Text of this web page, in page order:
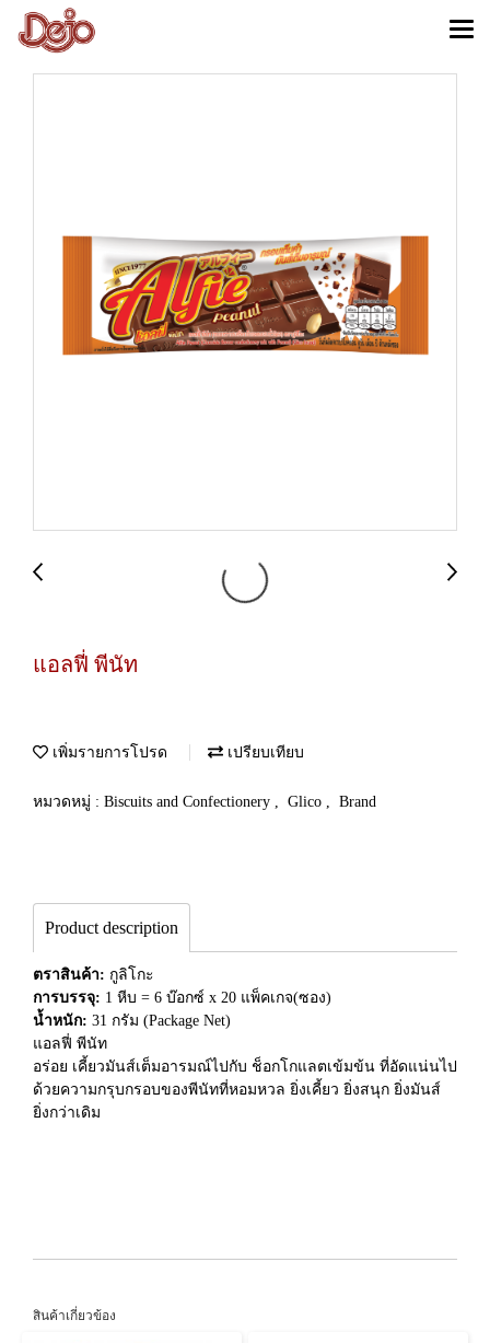
แอลฟี่ พีนัท
เพิ่มรายการโปรด เปรียบเทียบ
หมวดหมู่ : Biscuits and Confectionery , Glico , Brand
Product description
ตราสินค้า: กูลิโกะ
การบรรจุ: 1 หีบ = 6 บ๊อกซ์ x 20 แพ็คเกจ(ซอง)
น้ำหนัก: 31 กรัม (Package Net)
แอลฟี่ พีนัท
อร่อย เคี้ยวมันส์เต็มอารมณ์ไปกับ ช็อกโกแลตเข้มข้น ที่อัดแน่นไป
ด้วยความกรุบกรอบของพีนัทที่หอมหวล ยิ่งเคี้ยว ยิ่งสนุก ยิ่งมันส์
ยิ่งกว่าเดิม
สินค้าเกี่ยวข้อง